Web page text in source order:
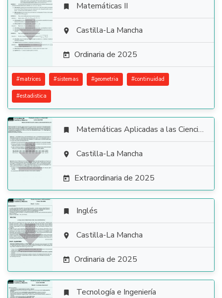

 Matemáticas II
 Castilla-La Mancha
 Ordinaria de 2025
#matrices #sistemas #geometria #continuidad
#estadistica

 Matemáticas Aplicadas a las Ciencias Sociales
 Castilla-La Mancha
 Extraordinaria de 2025

 Inglés
 Castilla-La Mancha
 Ordinaria de 2025
 Tecnología e Ingeniería